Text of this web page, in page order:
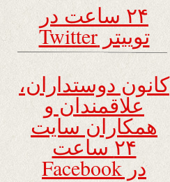
۲۴ ساعت در
توییتر Twitter
کانون دوستداران،
علاقمندان و
همکاران سایت
۲۴ ساعت
در Facebook